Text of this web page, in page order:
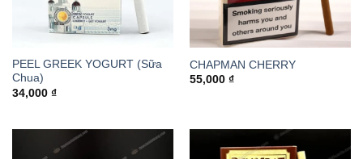
PEEL GREEK YOGURT (Sữa
Chua)
34,000 ₫
CHAPMAN CHERRY
55,000 ₫